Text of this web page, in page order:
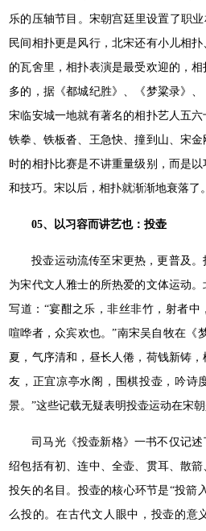
乐的压轴节目。宋朝宫廷里设置了职
民间相扑更是风行，北宋还有小儿相
的瓦舍里，相扑表演是最受欢迎的，
多的，据《都城纪胜》、《梦粱录》
宋临安城一地就有著名的相扑艺人五
铁拳、铁板沓、王急快、撞到山、宋
时的相扑比赛是不讲重量级别，而是
和技巧。宋以后，相扑就渐渐地衰落了。
05、以习容而讲艺也：投壶
投壶运动流传至宋更热，更普及
为宋代文人雅士的所热爱的文体运动
写道：“宴酣之乐，非丝非竹，射者中
喧哗者，众宾欢也。”南宋吴自牧在《
夏，气序清和，昼长人倦，荷钱新铸
友，正宜凉亭水阁，围棋投壶，吟诗
景。”这些记载无疑表明投壶运动在宋
司马光《投壶新格》一书不仅记
绍包括有初、连中、全壶、贯耳、散
投矢的名目。投壶的核心环节是“投箭
么投的。在古代文人眼中，投壶的意